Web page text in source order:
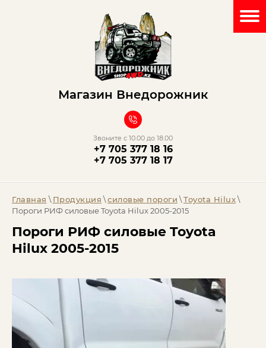
Магазин Внедорожник
Звоните с 10.00 до 18.00
+7 705 377 18 16
+7 705 377 18 17
Главная \ Продукция\силовые пороги\Toyota Hilux\
Пороги РИФ силовые Toyota Hilux 2005-2015
Пороги РИФ силовые Toyota
Hilux 2005-2015